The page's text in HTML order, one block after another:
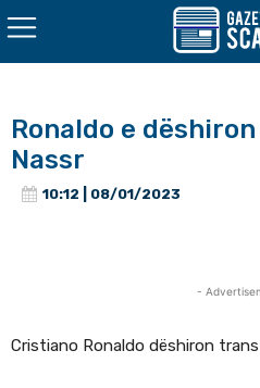
Ronaldo e
Nassr
10:12 | 08/01/2023
-
Cristiano Ronaldo dëshiron